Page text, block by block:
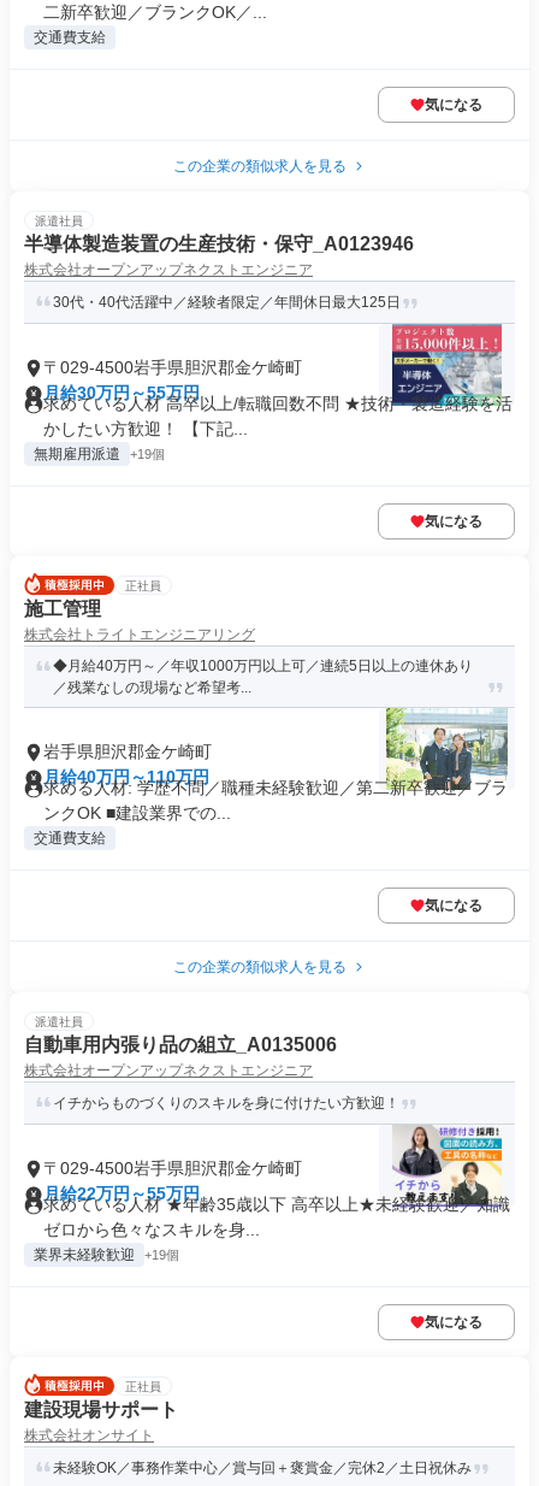
二新卒歓迎／ブランクOK／...
交通費支給
気になる
この企業の類似求人を見る
派遣社員
半導体製造装置の生産技術・保守_A0123946
株式会社オープンアップネクストエンジニア
30代・40代活躍中／経験者限定／年間休日最大125日
〒029-4500岩手県胆沢郡金ケ崎町
月給30万円～55万円
求めている人材 高卒以上/転職回数不問 ★技術・製造経験を活
かしたい方歓迎！ 【下記...
無期雇用派遣 +19個
気になる
正社員
施工管理
株式会社トライトエンジニアリング
◆月給40万円～／年収1000万円以上可／連続5日以上の連休あり
／残業なしの現場など希望考...
岩手県胆沢郡金ケ崎町
月給40万円～110万円
求める人材: 学歴不問／職種未経験歓迎／第二新卒歓迎／ブラ
ンクOK ■建設業界での...
交通費支給
気になる
この企業の類似求人を見る
派遣社員
自動車用内張り品の組立_A0135006
株式会社オープンアップネクストエンジニア
イチからものづくりのスキルを身に付けたい方歓迎！
〒029-4500岩手県胆沢郡金ケ崎町
月給22万円～55万円
求めている人材 ★年齢35歳以下 高卒以上★未経験歓迎／知識
ゼロから色々なスキルを身...
業界未経験歓迎 +19個
気になる
正社員
建設現場サポート
株式会社オンサイト
未経験OK／事務作業中心／賞与回＋褒賞金／完休2／土日祝休み